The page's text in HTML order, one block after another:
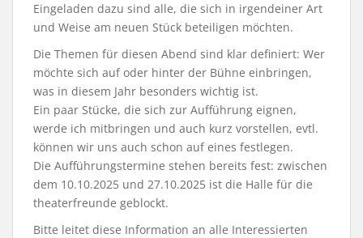
Eingeladen dazu sind alle, die sich in irgendeiner Art
und Weise am neuen Stück beteiligen möchten.
Die Themen für diesen Abend sind klar definiert: Wer
möchte sich auf oder hinter der Bühne einbringen,
was in diesem Jahr besonders wichtig ist.
Ein paar Stücke, die sich zur Aufführung eignen,
werde ich mitbringen und auch kurz vorstellen, evtl.
können wir uns auch schon auf eines festlegen.
Die Aufführungstermine stehen bereits fest: zwischen
dem 10.10.2025 und 27.10.2025 ist die Halle für die
theaterfreunde geblockt.
Bitte leitet diese Information an alle Interessierten